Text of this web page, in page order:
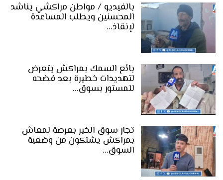
بالفيديو / مواطن مراكشي يناشد
المحسنين ويطلب المساعدة
لإنقاذ…
بائع السمك بمراكش يتعرض
لتهديدات خطيرة بعد فضحه
للمستور بسوق…
تجار سوق الخير بعرصة لمعاش
بمراكش يشتكون من وضعية
السوق…